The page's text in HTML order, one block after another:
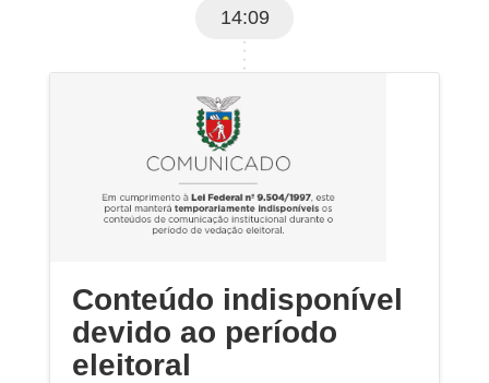
14:09
Conteúdo indisponível
devido ao período
eleitoral